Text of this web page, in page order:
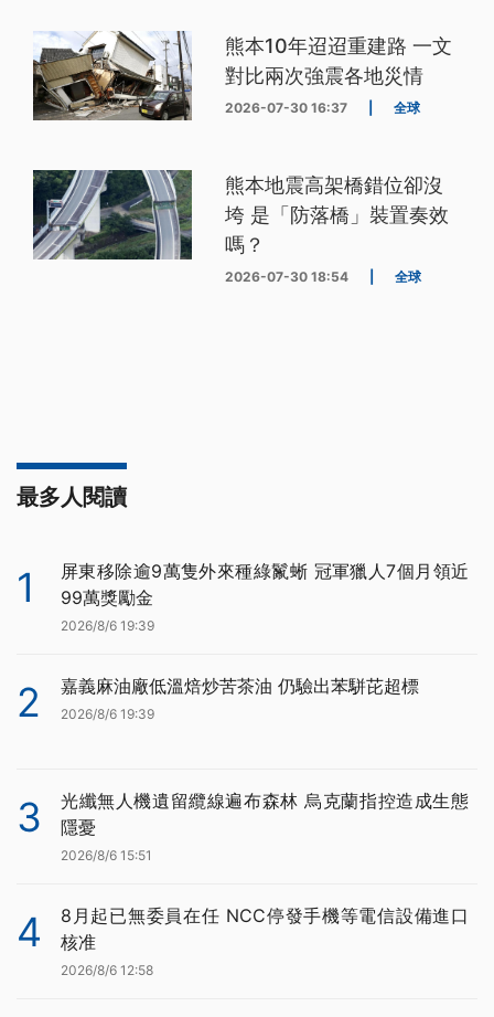
熊本10年迢迢重建路 一文
對比兩次強震各地災情
2026-07-30 16:37 全球
熊本地震高架橋錯位卻沒
垮 是「防落橋」裝置奏效
嗎？
2026-07-30 18:54 全球
最多人閱讀
1
屏東移除逾9萬隻外來種綠鬣蜥 冠軍獵人7個月領近
99萬獎勵金
2026/8/6 19:39
2 嘉義麻油廠低溫焙炒苦茶油 仍驗出苯駢芘超標
2026/8/6 19:39
3
光纖無人機遺留纜線遍布森林 烏克蘭指控造成生態
隱憂
2026/8/6 15:51
4
8月起已無委員在任 NCC停發手機等電信設備進口
核准
2026/8/6 12:58